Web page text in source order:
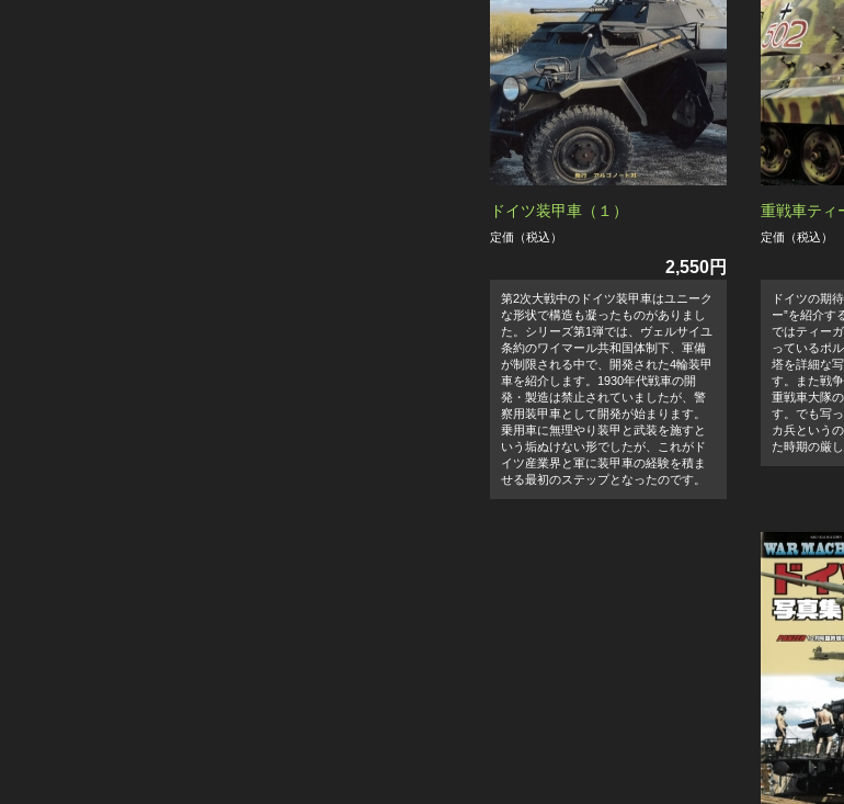
ドイツ装甲車（１）
定価（税込）
2,550円
第2次大戦中のドイツ装甲車はユニーク
な形状で構造も凝ったものがありまし
た。シリーズ第1弾では、ヴェルサイユ
条約のワイマール共和国体制下、軍備
が制限される中で、開発された4輪装甲
車を紹介します。1930年代戦車の開
発・製造は禁止されていましたが、警
察用装甲車として開発が始まります。
乗用車に無理やり装甲と武装を施すと
いう垢ぬけない形でしたが、これがド
イツ産業界と軍に装甲車の経験を積ま
せる最初のステップとなったのです。
重戦車ティ
定価（税込）
ドイツの期
ー”を紹介す
ではティー
っているポ
塔を詳細な
す。また戦
重戦車大隊
す。でも写
カ兵という
た時期の厳